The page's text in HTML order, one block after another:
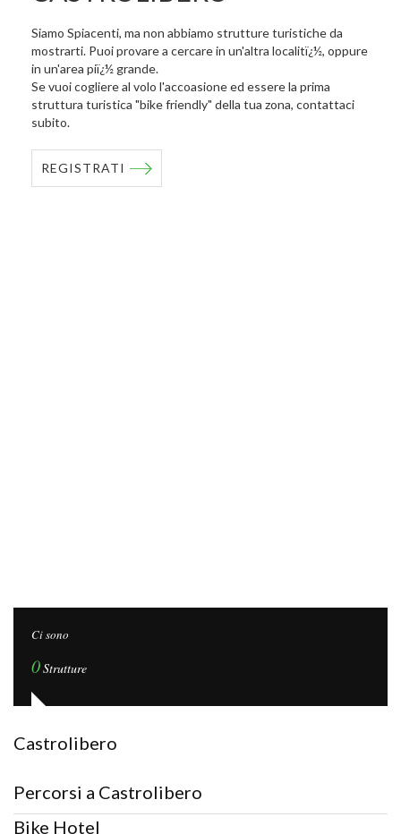
Siamo Spiacenti, ma non abbiamo strutture turistiche da
mostrarti. Puoi provare a cercare in un'altra localitï¿½, oppure
in un'area piï¿½ grande.
Se vuoi cogliere al volo l'accoasione ed essere la prima
struttura turistica "bike friendly" della tua zona, contattaci
subito.
REGISTRATI
Ci sono
0Strutture
Castrolibero
Percorsi a Castrolibero
Bike Hotel